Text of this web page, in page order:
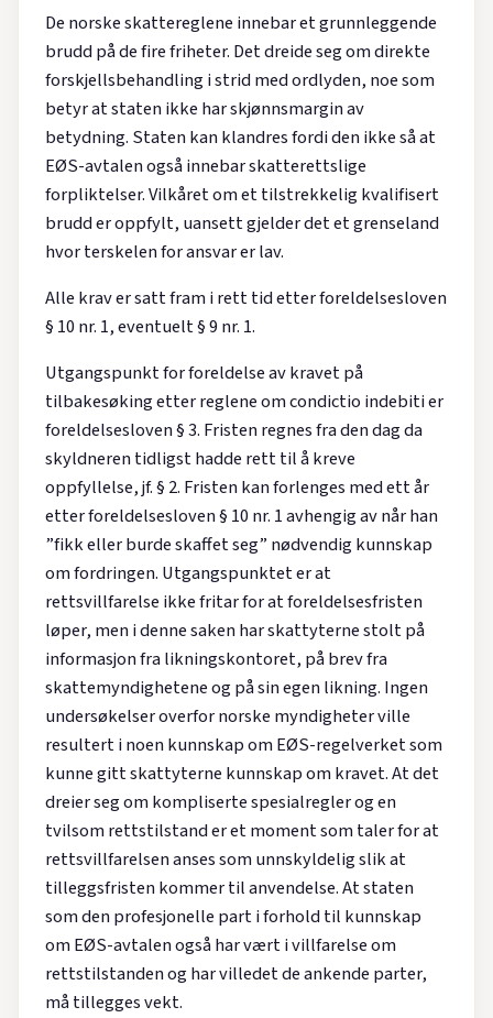
De norske skattereglene innebar et grunnleggende
brudd på de fire friheter. Det dreide seg om direkte
forskjellsbehandling i strid med ordlyden, noe som
betyr at staten ikke har skjønnsmargin av
betydning. Staten kan klandres fordi den ikke så at
EØS-avtalen også innebar skatterettslige
forpliktelser. Vilkåret om et tilstrekkelig kvalifisert
brudd er oppfylt, uansett gjelder det et grenseland
hvor terskelen for ansvar er lav.
Alle krav er satt fram i rett tid etter foreldelsesloven
§ 10 nr. 1, eventuelt § 9 nr. 1.
Utgangspunkt for foreldelse av kravet på
tilbakesøking etter reglene om condictio indebiti er
foreldelsesloven § 3. Fristen regnes fra den dag da
skyldneren tidligst hadde rett til å kreve
oppfyllelse, jf. § 2. Fristen kan forlenges med ett år
etter foreldelsesloven § 10 nr. 1 avhengig av når han
”fikk eller burde skaffet seg” nødvendig kunnskap
om fordringen. Utgangspunktet er at
rettsvillfarelse ikke fritar for at foreldelsesfristen
løper, men i denne saken har skattyterne stolt på
informasjon fra likningskontoret, på brev fra
skattemyndighetene og på sin egen likning. Ingen
undersøkelser overfor norske myndigheter ville
resultert i noen kunnskap om EØS-regelverket som
kunne gitt skattyterne kunnskap om kravet. At det
dreier seg om kompliserte spesialregler og en
tvilsom rettstilstand er et moment som taler for at
rettsvillfarelsen anses som unnskyldelig slik at
tilleggsfristen kommer til anvendelse. At staten
som den profesjonelle part i forhold til kunnskap
om EØS-avtalen også har vært i villfarelse om
rettstilstanden og har villedet de ankende parter,
må tillegges vekt.